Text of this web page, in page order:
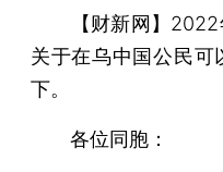
【财新网】 2022
关于在乌中国公民可
下。
各位同胞：